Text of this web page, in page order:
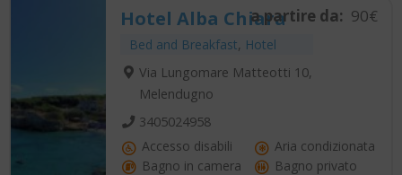
Hotel Alba Chiara
Bed and Breakfast, Hotel
a partire da: 90€
Via Lungomare Matteotti 10,
Melendugno
3405024958
Accesso disabili
Aria condizionata
Bagno in camera
Bagno privato